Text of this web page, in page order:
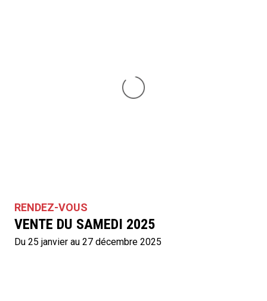
RENDEZ-VOUS
VENTE DU SAMEDI 2025
Du 25 janvier au 27 décembre 2025